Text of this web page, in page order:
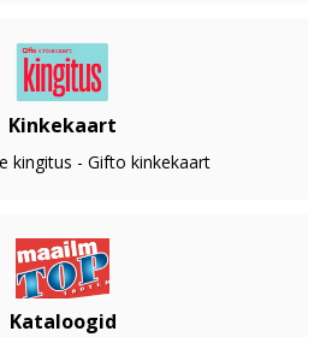
Kinkekaart
kingitus - Gifto kinkekaart
Kataloogid